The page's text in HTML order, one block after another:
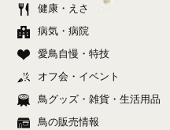
健康・えさ
病気・病院
愛鳥自慢・特技
オフ会・イベント
鳥グッズ・雑貨・生活用品
鳥の販売情報